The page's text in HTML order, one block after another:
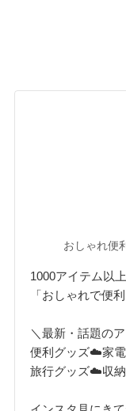
おしゃれ便
1000アイテム以
「おしゃれで便
＼最新・話題の
便利グッズ☁️家
旅行グッズ☁️収